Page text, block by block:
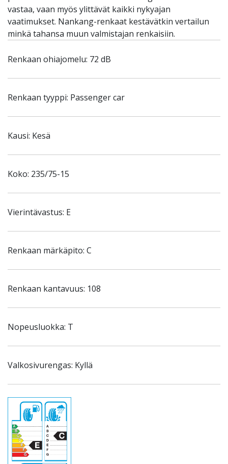
vastaa, vaan myös ylittävät kaikki nykyajan
vaatimukset. Nankang-renkaat kestävätkin vertailun
minkä tahansa muun valmistajan renkaisiin.
Renkaan ohiajomelu: 72 dB
Renkaan tyyppi: Passenger car
Kausi: Kesä
Koko: 235/75-15
Vierintävastus: E
Renkaan märkäpito: C
Renkaan kantavuus: 108
Nopeusluokka: T
Valkosivurengas: Kyllä